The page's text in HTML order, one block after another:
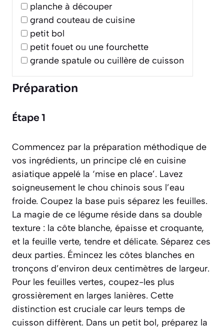
planche à découper
grand couteau de cuisine
petit bol
petit fouet ou une fourchette
grande spatule ou cuillère de cuisson
Préparation
Étape 1
Commencez par la préparation méthodique de
vos ingrédients, un principe clé en cuisine
asiatique appelé la ‘mise en place’. Lavez
soigneusement le chou chinois sous l’eau
froide. Coupez la base puis séparez les feuilles.
La magie de ce légume réside dans sa double
texture : la côte blanche, épaisse et croquante,
et la feuille verte, tendre et délicate. Séparez ces
deux parties. Émincez les côtes blanches en
tronçons d’environ deux centimètres de largeur.
Pour les feuilles vertes, coupez-les plus
grossièrement en larges lanières. Cette
distinction est cruciale car leurs temps de
cuisson diffèrent. Dans un petit bol, préparez la